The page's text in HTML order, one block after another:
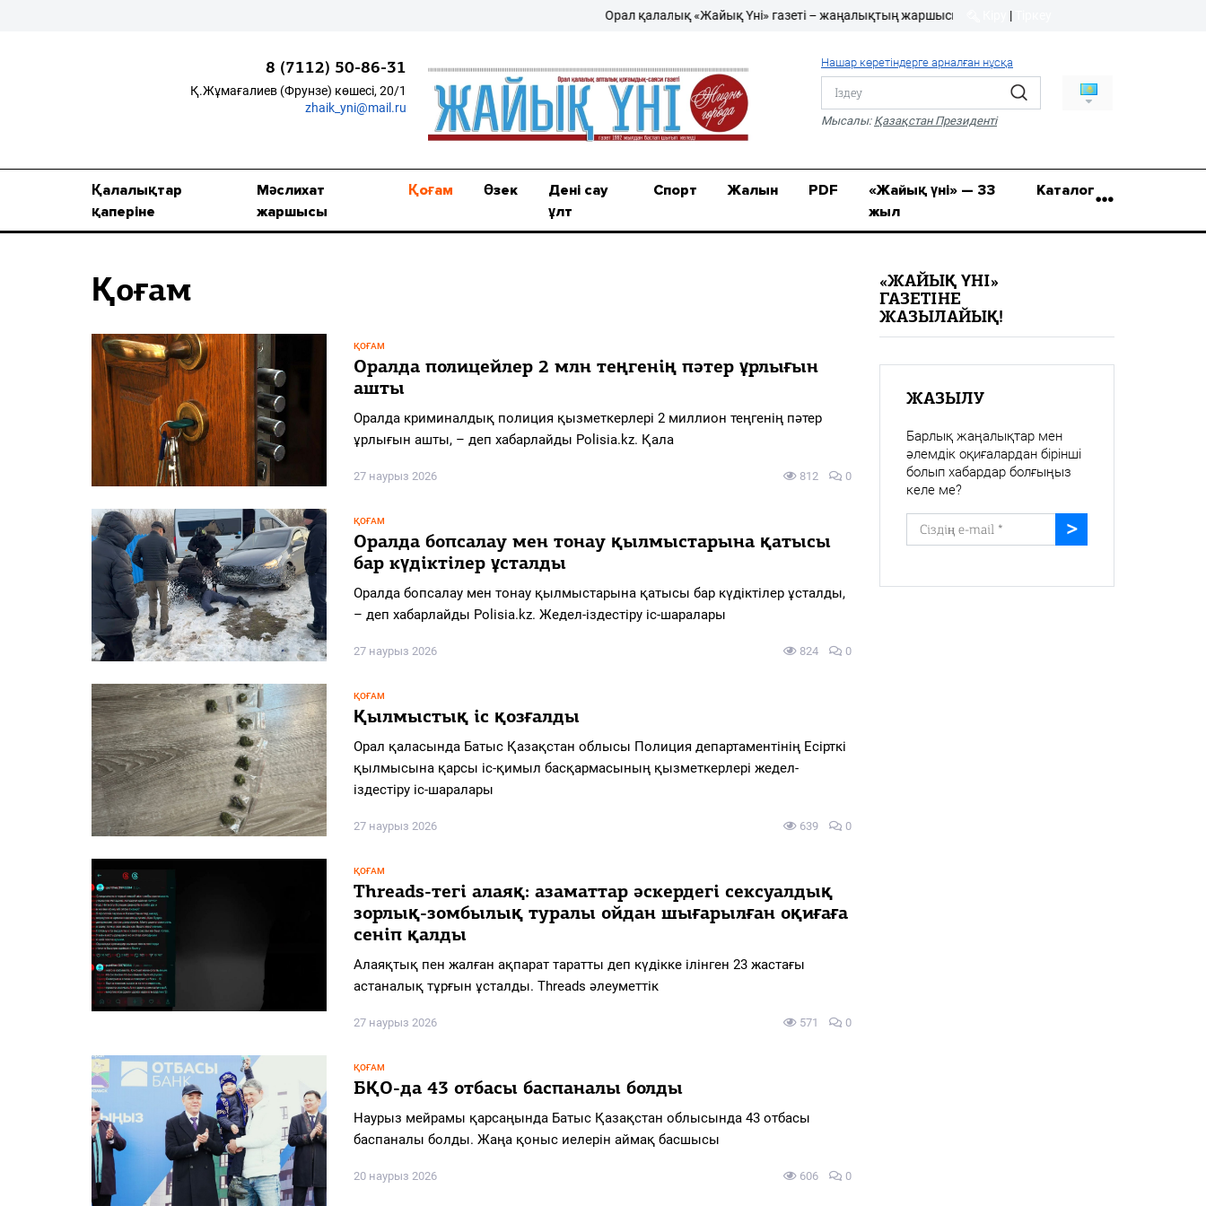
Мәслихат жаршысы
Дені сау ұлт
«Жайық үні» — 33 жыл
8 (7112) 50-86-31
Қ.Жұмағалиев (Фрунзе)
Орал қалалық «Жайық Үні» газеті – жаңалықтың жаршысы! |
8 (7112) 50-86-31
Қ.Жұмағалиев (Фрунзе) көшесі, 20/1
zhaik_yni@mail.ru
Нашар көретіндерге арналған нұсқа
Мысалы: Қазақстан Президенті
Қалалықтар
қаперіне
Мәслихат
жаршысы
Қоғам Өзек
Дені сау
ұлт
Спорт Жалын PDF
«Жайық үні» — 33
жыл
Каталог
Қоғам
ҚОҒАМ
Оралда полицейлер 2 млн теңгенің пәтер ұрлығын
ашты
Оралда криминалдық полиция қызметкерлері 2 миллион теңгенің пәтер
ұрлығын ашты, – деп хабарлайды Polisia.kz. Қала
27 наурыз 2026 812 0
ҚОҒАМ
Оралда бопсалау мен тонау қылмыстарына қатысы
бар күдіктілер ұсталды
Оралда бопсалау мен тонау қылмыстарына қатысы бар күдіктілер ұсталды,
– деп хабарлайды Polisia.kz. Жедел-іздестіру іс-шаралары
27 наурыз 2026 824 0
ҚОҒАМ
Қылмыстық іс қозғалды
Орал қаласында Батыс Қазақстан облысы Полиция департаментінің Есірткі
қылмысына қарсы іс-қимыл басқармасының қызметкерлері жедел-
іздестіру іс-шаралары
27 наурыз 2026 639 0
ҚОҒАМ
Threads-тегі алаяқ: азаматтар әскердегі сексуалдық
зорлық-зомбылық туралы ойдан шығарылған оқиғаға
сеніп қалды
Алаяқтық пен жалған ақпарат таратты деп күдікке ілінген 23 жастағы
астаналық тұрғын ұсталды. Threads әлеуметтік
27 наурыз 2026 571 0
ҚОҒАМ
БҚО-да 43 отбасы баспаналы болды
Наурыз мейрамы қарсаңында Батыс Қазақстан облысында 43 отбасы
баспаналы болды. Жаңа қоныс иелерін аймақ басшысы
20 наурыз 2026 606 0
«ЖАЙЫҚ ҮНІ»
ГАЗЕТІНЕ
ЖАЗЫЛАЙЫҚ!
ЖАЗЫЛУ
Барлық жаңалықтар мен
әлемдік оқиғалардан бірінші
болып хабардар болғыңыз
келе ме?